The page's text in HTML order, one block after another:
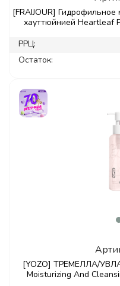
[FRAIJOUR]
хауттюйнией Heartleaf
РРЦ:
Остаток:
[YOZO] ТРЕМЕЛЛА/
Moisturizing And